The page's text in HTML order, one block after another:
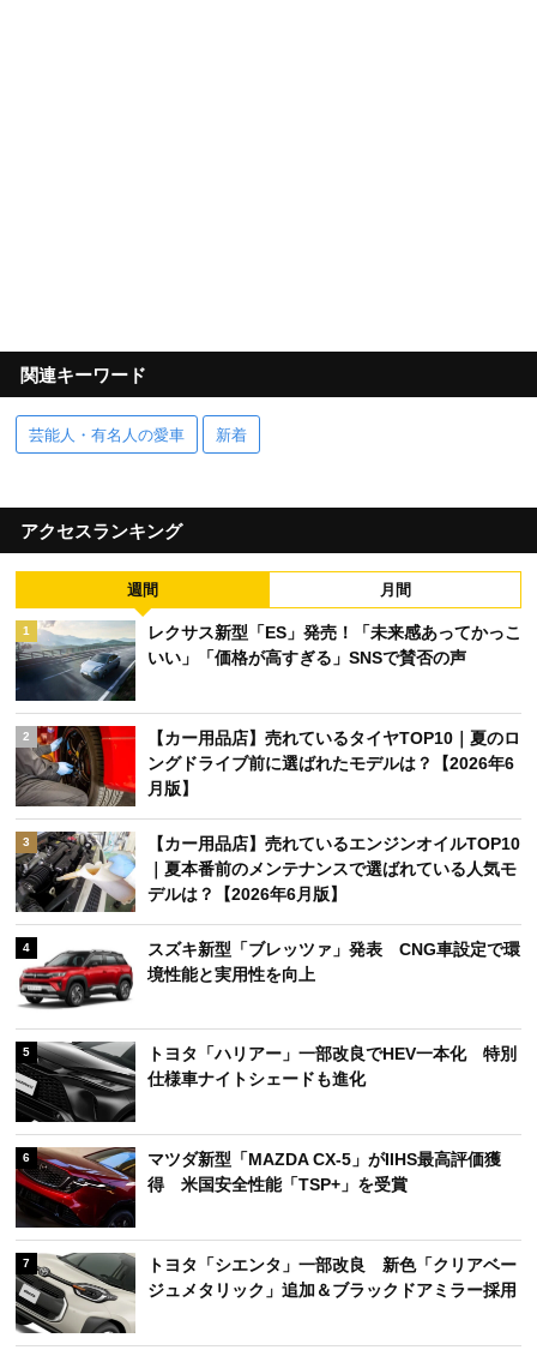
関連キーワード
芸能人・有名人の愛車 新着
アクセスランキング
週間 月間
1
レクサス新型「ES」発売！「未来感あってかっこ
いい」「価格が高すぎる」SNSで賛否の声
2
【カー用品店】売れているタイヤTOP10｜夏のロ
ングドライブ前に選ばれたモデルは？【2026年6
月版】
3
【カー用品店】売れているエンジンオイルTOP10
｜夏本番前のメンテナンスで選ばれている人気モ
デルは？【2026年6月版】
4
スズキ新型「ブレッツァ」発表 CNG車設定で環
境性能と実用性を向上
5
トヨタ「ハリアー」一部改良でHEV一本化 特別
仕様車ナイトシェードも進化
6
マツダ新型「MAZDA CX-5」がIIHS最高評価獲
得 米国安全性能「TSP+」を受賞
7
トヨタ「シエンタ」一部改良 新色「クリアベー
ジュメタリック」追加＆ブラックドアミラー採用